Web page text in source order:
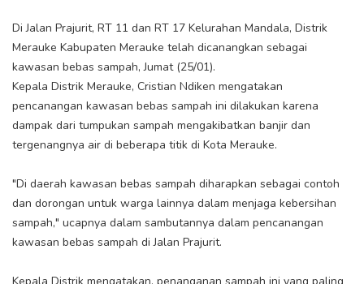
Di Jalan Prajurit, RT 11 dan RT 17 Kelurahan Mandala, Distrik
Merauke Kabupaten Merauke telah dicanangkan sebagai
kawasan bebas sampah, Jumat (25/01).
Kepala Distrik Merauke, Cristian Ndiken mengatakan
pencanangan kawasan bebas sampah ini dilakukan karena
dampak dari tumpukan sampah mengakibatkan banjir dan
tergenangnya air di beberapa titik di Kota Merauke.
"Di daerah kawasan bebas sampah diharapkan sebagai contoh
dan dorongan untuk warga lainnya dalam menjaga kebersihan
sampah," ucapnya dalam sambutannya dalam pencanangan
kawasan bebas sampah di Jalan Prajurit.
Kepala Distrik mengatakan, penanganan sampah ini yang paling